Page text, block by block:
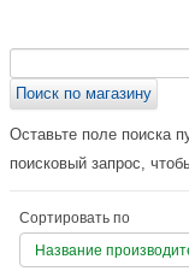
Оставьте поле поиска
поисковый запрос,
Сортировать по
Название